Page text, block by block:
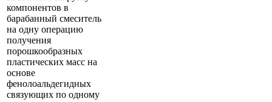
компонентов в
барабанный смеситель
на одну операцию
получения
порошкообразных
пластических масс на
основе
фенолоальдегидных
связующих по одному